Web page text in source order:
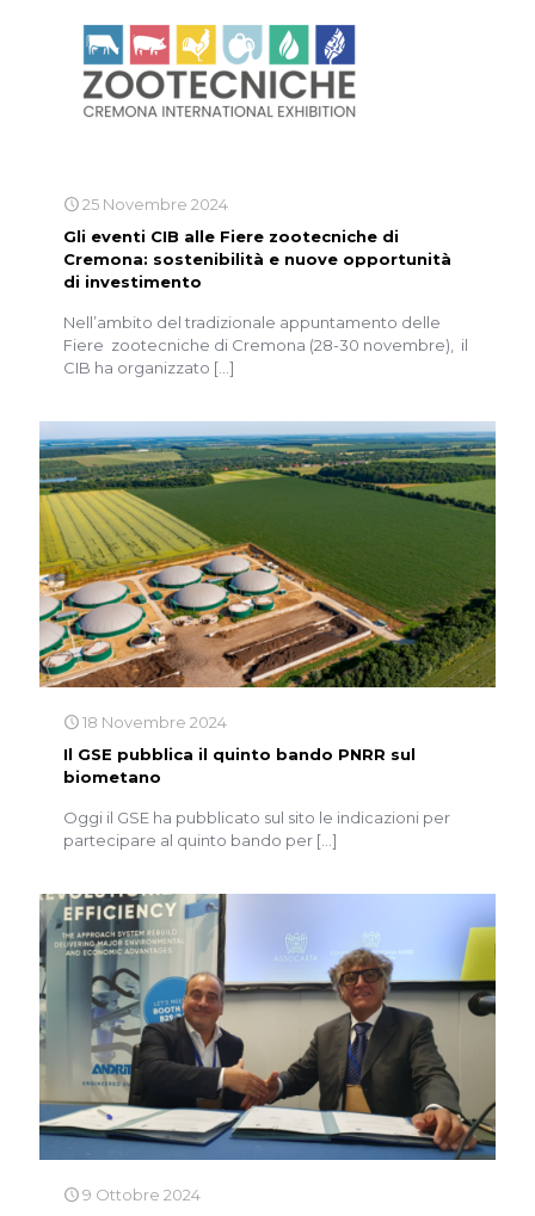
25 Novembre 2024
Gli eventi CIB alle Fiere zootecniche di
Cremona: sostenibilità e nuove opportunità
di investimento
Nell’ambito del tradizionale appuntamento delle
Fiere zootecniche di Cremona (28-30 novembre), il
CIB ha organizzato […]
18 Novembre 2024
Il GSE pubblica il quinto bando PNRR sul
biometano
Oggi il GSE ha pubblicato sul sito le indicazioni per
partecipare al quinto bando per […]
9 Ottobre 2024